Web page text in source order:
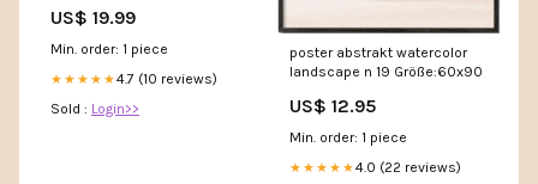
US$ 19.99
Min. order: 1 piece
★★★★★4.7 (10 reviews)
Sold : Login>>
poster abstrakt watercolor
landscape n 19 Größe:60x90
US$ 12.95
Min. order: 1 piece
★★★★★4.0 (22 reviews)